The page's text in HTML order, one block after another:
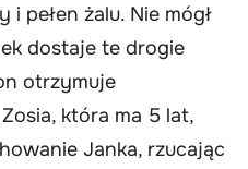
i pełen żalu. Nie mógł
dostaje te drogie
otrzymuje
która ma 5 lat,
Janka, rzucając